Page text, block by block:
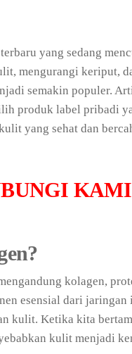
yang sedang
mengurangi keriput,
semakin populer.
produk label pribadi
yang sehat dan
KAMI
kolagen,
esensial dari
kulit. Ketika kita
kulit menjadi